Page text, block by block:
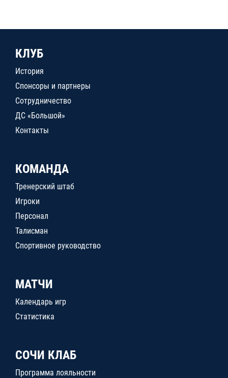
КЛУБ
История
Спонсоры и партнеры
Сотрудничество
ДС «Большой»
Контакты
КОМАНДА
Тренерский штаб
Игроки
Персонал
Талисман
Спортивное руководство
МАТЧИ
Календарь игр
Статистика
СОЧИ КЛАБ
Программа лояльности